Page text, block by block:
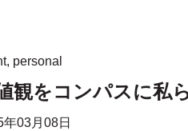
, personal
観をコンパスに私
年03月08日